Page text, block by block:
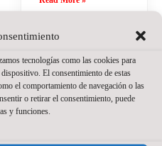
tecnologías como las cookies para
El consentimiento de estas
el comportamiento de navegación o las
o retirar el consentimiento, puede
y funciones.